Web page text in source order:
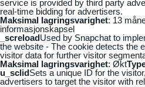
service is provided by third party
real-time bidding for advertisers.
Maksimal lagringsvarighet: 13
informasjonskapsel
_screloadUsed by Snapchat to
the website - The cookie detects the
visitor data for further visitor
Maksimal lagringsvarighet: Økt
u_sclidSets a unique ID for the
advertisers to target the visitor with